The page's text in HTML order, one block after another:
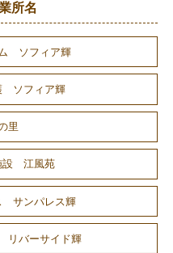
所名
ソフィア輝
ソフィア輝
里
設 江風苑
サンパレス輝
リバーサイド輝